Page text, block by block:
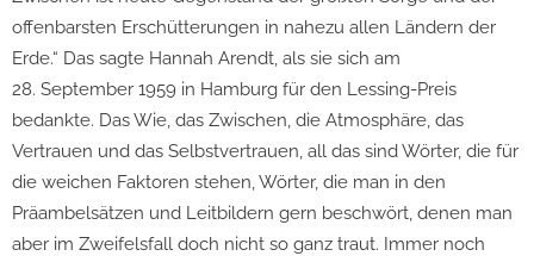
offenbarsten Erschütterungen in nahezu allen Ländern der
Erde.“ Das sagte Hannah Arendt, als sie sich am
28. September 1959 in Hamburg für den Lessing-Preis
bedankte. Das Wie, das Zwischen, die Atmosphäre, das
Vertrauen und das Selbstvertrauen, all das sind Wörter, die für
die weichen Faktoren stehen, Wörter, die man in den
Präambelsätzen und Leitbildern gern beschwört, denen man
aber im Zweifelsfall doch nicht so ganz traut. Immer noch